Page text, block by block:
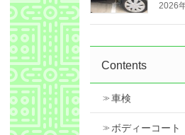
2026
Contents
車検
ボディーコート